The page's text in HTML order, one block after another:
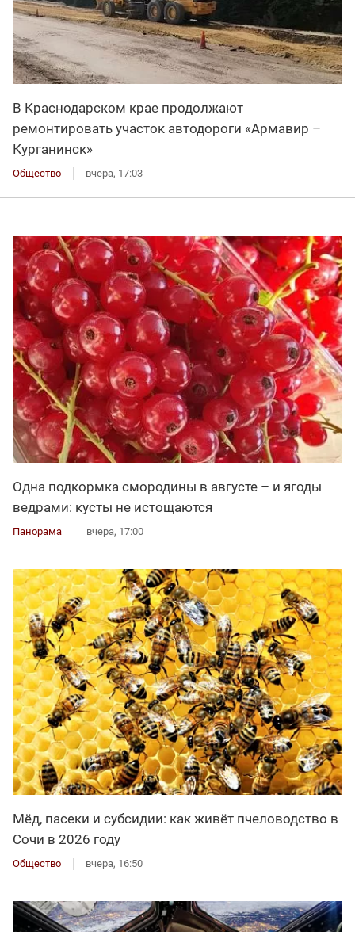
В Краснодарском крае продолжают
ремонтировать участок автодороги «Армавир –
Курганинск»
Общество вчера, 17:03
Одна подкормка смородины в августе – и ягоды
ведрами: кусты не истощаются
Панорама вчера, 17:00
Мёд, пасеки и субсидии: как живёт пчеловодство в
Сочи в 2026 году
Общество вчера, 16:50